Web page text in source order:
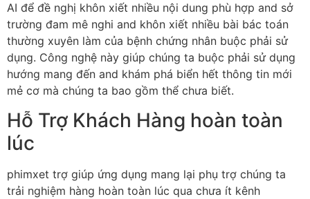
AI để đề nghị khôn xiết nhiều nội dung phù hợp and sở
trường đam mê nghi and khôn xiết nhiều bài bác toán
thường xuyên làm của bệnh chứng nhân buộc phải sử
dụng. Công nghệ này giúp chúng ta buộc phải sử dụng
hướng mang đến and khám phá biển hết thông tin mới
mẻ cơ mà chúng ta bao gồm thể chưa biết.
Hỗ Trợ Khách Hàng hoàn toàn
lúc
phimxet trợ giúp ứng dụng mang lại phụ trợ chúng ta
trải nghiệm hàng hoàn toàn lúc qua chưa ít kênh